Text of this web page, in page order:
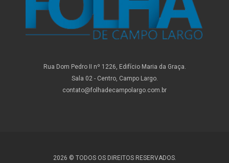
Rua Dom Pedro II nº 1226, Edifício Maria da Graça.
Sala 02 - Centro, Campo Largo.
contato@folhadecampolargo.com.br
2026 © TODOS OS DIREITOS RESERVADOS.